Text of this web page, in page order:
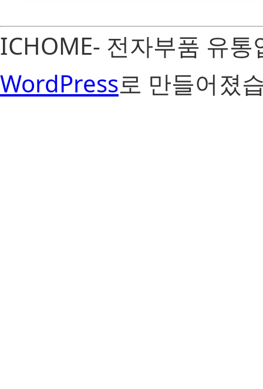
ICHOME- 전자부품 유
WordPress로 만들어졌